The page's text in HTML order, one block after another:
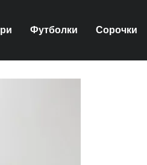
Футболки Сорочки